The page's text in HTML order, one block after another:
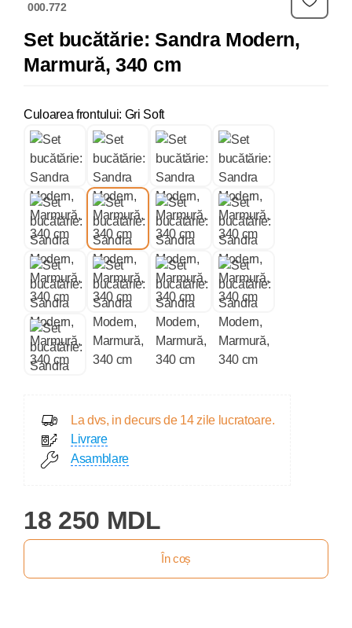
000.772
Set bucătărie: Sandra Modern,
Marmură, 340 cm
Culoarea frontului: Gri Soft
La dvs, in decurs de 14 zile lucratoare.
Livrare
Asamblare
18 250 MDL
În coș